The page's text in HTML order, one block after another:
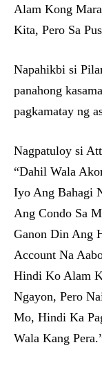
Alam Kong
Kita, Pero Sa
Napahikbi si
panahong
pagkamatay ng
Nagpatuloy si
“Dahil Wala
Iyo Ang Bahagi
Ang Condo Sa
Ganon Din Ang
Account Na
Hindi Ko Alam
Ngayon, Pero
Mo, Hindi Ka
Wala Kang